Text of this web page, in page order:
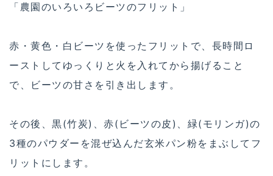
「農園のいろいろビーツのフリット」
赤・黄色・白ビーツを使ったフリットで、長時間ロ
ーストしてゆっくりと火を入れてから揚げること
で、ビーツの甘さを引き出します。
その後、黒(竹炭)、赤(ビーツの皮)、緑(モリンガ)の
3種のパウダーを混ぜ込んだ玄米パン粉をまぶしてフ
リットにします。